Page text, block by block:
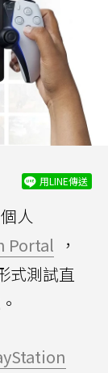
用LINE傳送
人
Portal ，
式測試直